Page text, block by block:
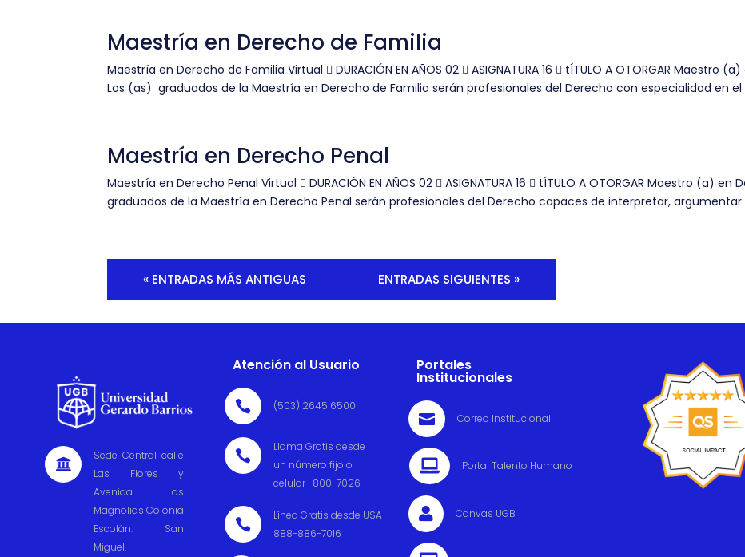
Maestría en Derecho de Familia
Maestría en Derecho de Familia Virtual  DURACIÓN EN AÑOS 02  ASIGNATURA 16  tÍTULO A OTORGAR Maestro
Los (as) graduados de la Maestría en Derecho de Familia serán profesionales del Derecho con especialidad en el
Maestría en Derecho Penal
Maestría en Derecho Penal Virtual  DURACIÓN EN AÑOS 02  ASIGNATURA 16  tÍTULO A OTORGAR Maestro (a)
graduados de la Maestría en Derecho Penal serán profesionales del Derecho capaces de interpretar, argumentar
« ENTRADAS MÁS ANTIGUAS ENTRADAS SIGUIENTES »

Sede Central calle
Las Flores y
Avenida Las
Magnolias Colonia
Escolán. San
Miguel.
Atención al Usuario
 (503) 2645 6500

Llama Gratis desde
un número fijo o
celular 800-7026

Línea Gratis desde USA
888-886-7016
Portales
Institucionales
 Correo Institucional
 Portal Talento Humano
 Canvas UGB